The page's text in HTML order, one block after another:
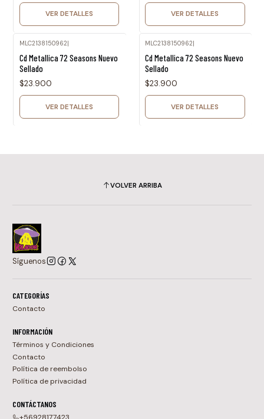
VER DETALLES VER DETALLES
MLC2138150962|
Cd Metallica 72 Seasons Nuevo
Sellado
$23.900
VER DETALLES
MLC2138150962
Cd Metallica 72 Seasons Nuevo
Sellado
$23.900
VER DETALLES
VOLVER ARRIBA
Síguenos
CATEGORÍAS
Contacto
INFORMACIÓN
Términos y Condiciones
Contacto
Política de reembolso
Política de privacidad
CONTÁCTANOS